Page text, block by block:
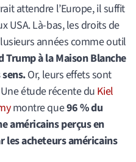
attendre l’Europe, il suffit
USA. Là-bas, les droits de
années comme outil
à la Maison Blanche
Or, leurs effets sont
étude récente duKiel
montre que96 % du
américains perçus en
les acheteurs américains